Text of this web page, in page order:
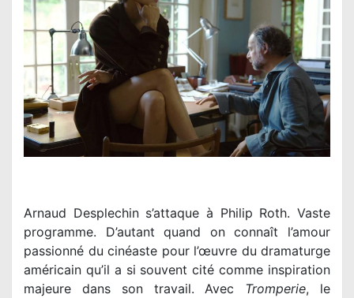
Arnaud Desplechin s’attaque à Philip Roth. Vaste
programme. D’autant quand on connaît l’amour
passionné du cinéaste pour l’œuvre du dramaturge
américain qu’il a si souvent cité comme inspiration
majeure dans son travail. Avec Tromperie, le